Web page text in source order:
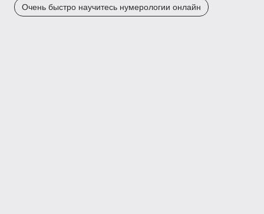
Очень быстро научитесь нумерологии онлайн